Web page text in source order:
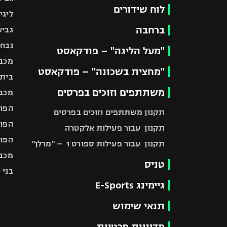
לוח שידורים
ברחבה
"מעל הליגה" – פודקאסט
"מחצית בשכונה" – פודקאסט
משתתפים וזוכים בפרסים
תקנון משתתפים וזוכים בפרסים
תקנון עבור פעילות אלקטרה
תקנון עבור פעילות ספורט 1 – "מרלן"
טניס
גיימינג E-Sports
תנאי שימוש
בני